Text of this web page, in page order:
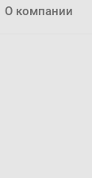
О компании